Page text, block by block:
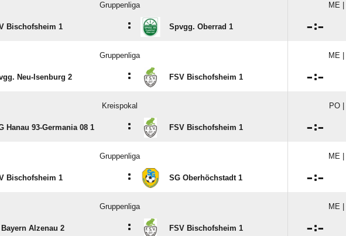
Gruppenliga ME
Bischofsheim 1 : Spvgg. Oberrad 1 :
Gruppenliga ME
Neu-Isenburg 2 : FSV Bischofsheim 1 :
Kreispokal PO
Hanau 93-Germania 08 1 : FSV Bischofsheim 1 :
Gruppenliga ME
Bischofsheim 1 : SG Oberhöchstadt 1 :
Gruppenliga ME
Bayern Alzenau 2 : FSV Bischofsheim 1 :